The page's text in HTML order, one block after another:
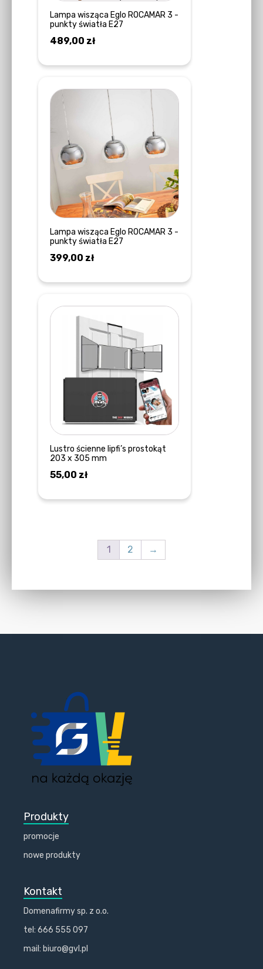
Lampa wisząca Eglo ROCAMAR 3 -
punkty światła E27
489,00 zł
Lampa wisząca Eglo ROCAMAR 3 -
punkty światła E27
399,00 zł
Lustro ścienne lipfi’s prostokąt
203 x 305 mm
55,00 zł
1 2 →
Produkty
promocje
nowe produkty
Kontakt
Domenafirmy sp. z o.o.
tel: 666 555 097
mail: biuro@gvl.pl